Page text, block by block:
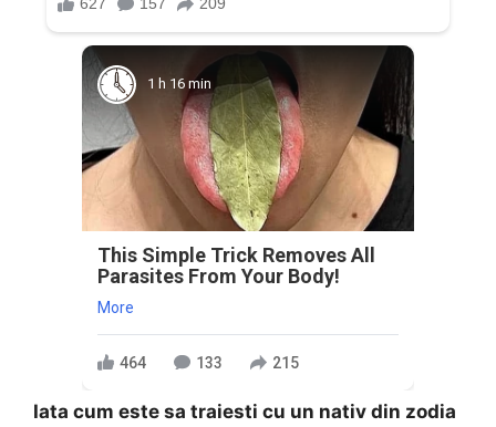
1 h 16 min
This Simple Trick Removes All
Parasites From Your Body!
More
464 133 215
Iata cum este sa traiesti cu un nativ din zodia